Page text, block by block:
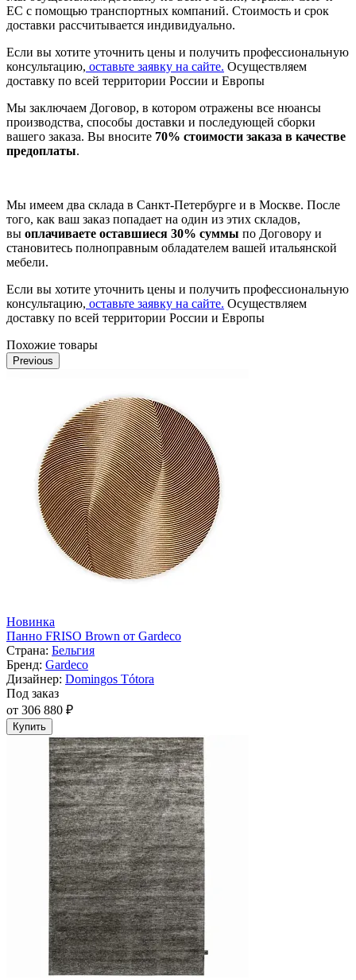
ЕС с помощью транспортных компаний. Стоимость и срок
доставки рассчитывается индивидуально.
Если вы хотите уточнить цены и получить профессиональную
консультацию, оставьте заявку на сайте. Осуществляем
доставку по всей территории России и Европы
Мы заключаем Договор, в котором отражены все нюансы
производства, способы доставки и последующей сборки
вашего заказа. Вы вносите 70% стоимости заказа в качестве
предоплаты.
Мы имеем два склада в Санкт-Петербурге и в Москве. После
того, как ваш заказ попадает на один из этих складов,
вы оплачиваете оставшиеся 30% суммы по Договору и
становитесь полноправным обладателем вашей итальянской
мебели.
Если вы хотите уточнить цены и получить профессиональную
консультацию, оставьте заявку на сайте. Осуществляем
доставку по всей территории России и Европы
Похожие товары
Previous
Новинка
Панно FRISO Brown от Gardeco
Страна: Бельгия
Бренд: Gardeco
Дизайнер: Domingos Tótora
Под заказ
от 306 880 ₽
Купить